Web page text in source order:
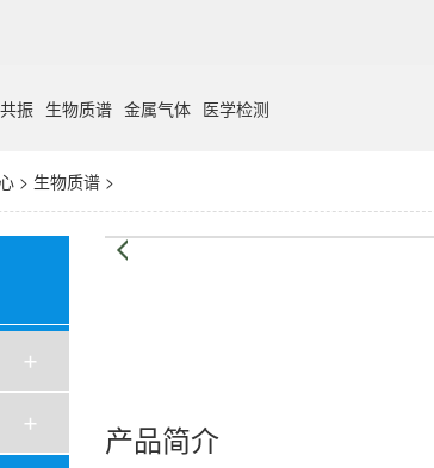
振 生物质谱 金属气体 医学检测
> 生物质谱 >
产品简介